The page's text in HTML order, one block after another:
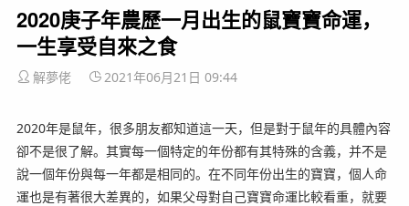
2020庚子年農歷一月出生的鼠寶寶命運，
一生享受自來之食
解夢佬 2021年06月21日 09:44
2020年是鼠年，很多朋友都知道這一天，但是對于鼠年的具體內容
卻不是很了解。其實每一個特定的年份都有其特殊的含義，并不是
說一個年份與每一年都是相同的。在不同年份出生的寶寶，個人命
運也是有著很大差異的，如果父母對自己寶寶命運比較看重，就要